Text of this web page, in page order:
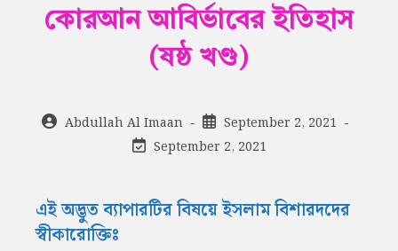
কোরআন আবির্ভাবের ইতিহাস
(ষষ্ঠ খণ্ড)
PostAbdullah Al Imaan
Post
published:
September 2, 2021
PostSeptember 2, 2021
এই অদ্ভুত ব্যাপারটির বিষয়ে ইসলাম বিশারদদের
স্বীকারোক্তিঃ